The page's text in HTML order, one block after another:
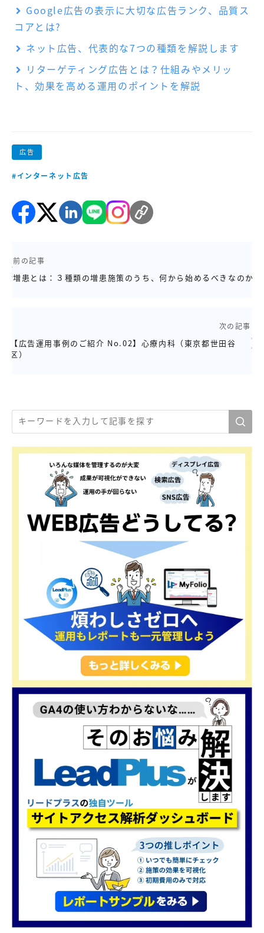
広告
#インターネット広告
前の記事
増患とは：３種類の増患施策のうち、何から始めるべきなのか
次の記事
【広告運用事例のご紹介 No.02】心療内科（東京都世田谷
区）
Google広告の表示に大切な広告ランク、品質ス
コアとは?
ネット広告、代表的な7つの種類を解説します
リターゲティング広告とは？仕組みやメリッ
ト、効果を高める運用のポイントを解説